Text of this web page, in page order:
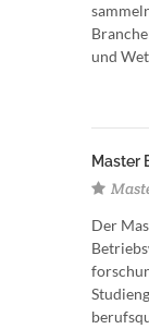
und
Master
Der